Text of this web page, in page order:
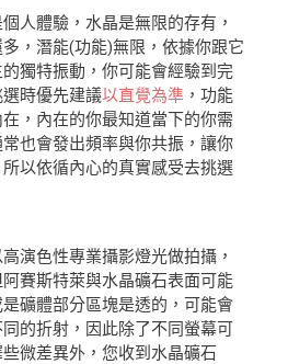
人體驗，水晶是無限的存有，
，潛能(功能)無限，依據你跟它
獨特振動，你可能會經驗到完
時優先建議以直覺為準 ，功能
，內在的你最知道當下的你需
也會發出頻率與你共振，讓你
以依循內心的真實感受去挑選
演色性專業攝影燈光做拍攝，
賽斯特萊與水晶礦石表面可能
礦體部分區塊是透的，可能會
的折射，因此除了不同螢幕可
微差異外，您收到水晶礦石